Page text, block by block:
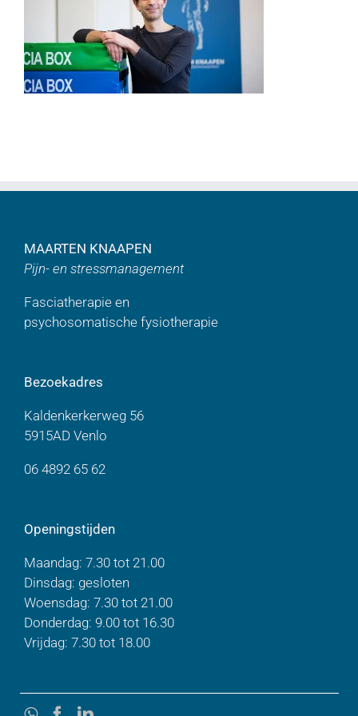
MAARTEN KNAAPEN
Pijn- en stressmanagement
Fasciatherapie en
psychosomatische fysiotherapie
Bezoekadres
Kaldenkerkerweg 56
5915AD Venlo
06 4892 65 62
Openingstijden
Maandag: 7.30 tot 21.00
Dinsdag: gesloten
Woensdag: 7.30 tot 21.00
Donderdag: 9.00 tot 16.30
Vrijdag: 7.30 tot 18.00